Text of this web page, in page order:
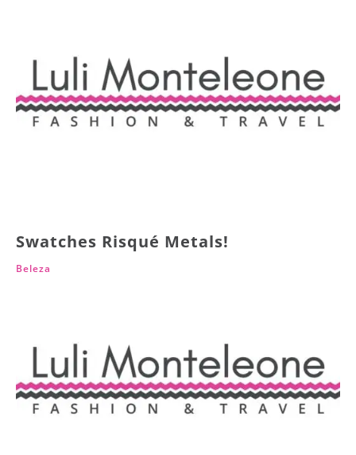
Swatches Risqué Metals!
Beleza